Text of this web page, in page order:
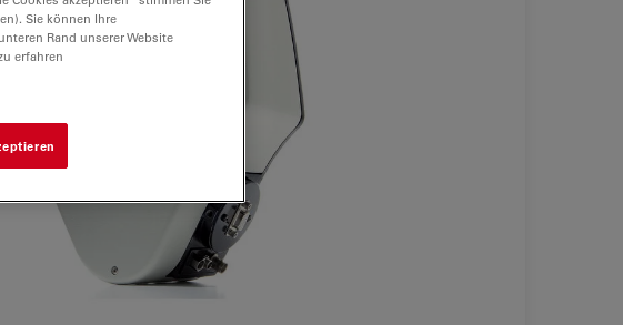
Sie können Ihre
Rand unserer Website
erfahren